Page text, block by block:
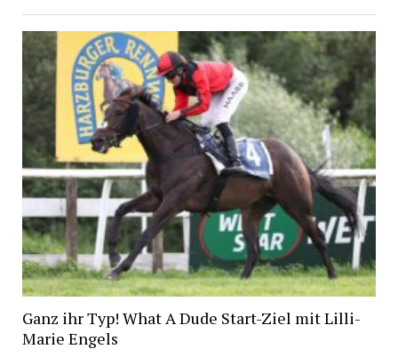
Ganz ihr Typ! What A Dude Start-Ziel mit Lilli-
Marie Engels